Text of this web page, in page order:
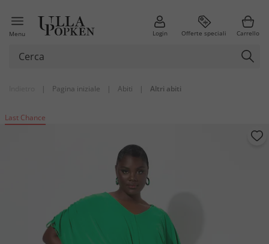
Menu Login Offerte speciali Carrello
| Pagina iniziale | Abiti | Altri abiti
Last Chance